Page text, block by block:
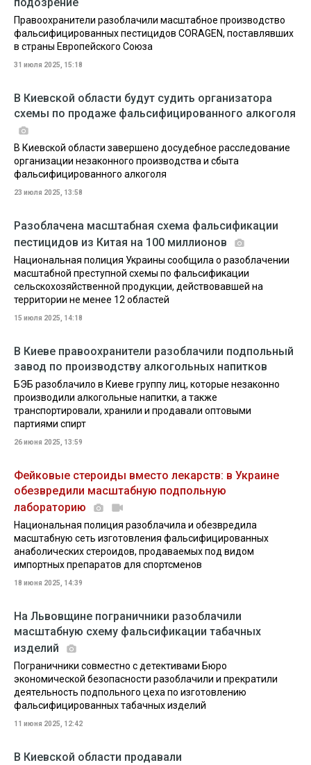
Правоохранители разоблачили масштабное производство
фальсифицированных пестицидов CORAGEN, поставлявших
в страны Европейского Союза
31 июля 2025, 15:18
В Киевской области будут судить организатора
схемы по продаже фальсифицированного алкоголя
В Киевской области завершено досудебное расследование
организации незаконного производства и сбыта
фальсифицированного алкоголя
23 июля 2025, 13:58
Разоблачена масштабная схема фальсификации
пестицидов из Китая на 100 миллионов
Национальная полиция Украины сообщила о разоблачении
масштабной преступной схемы по фальсификации
сельскохозяйственной продукции, действовавшей на
территории не менее 12 областей
15 июля 2025, 14:18
В Киеве правоохранители разоблачили подпольный
завод по производству алкогольных напитков
БЭБ разоблачило в Киеве группу лиц, которые незаконно
производили алкогольные напитки, а также
транспортировали, хранили и продавали оптовыми
партиями спирт
26 июня 2025, 13:59
Фейковые стероиды вместо лекарств: в Украине
обезвредили масштабную подпольную
лабораторию
Национальная полиция разоблачила и обезвредила
масштабную сеть изготовления фальсифицированных
анаболических стероидов, продаваемых под видом
импортных препаратов для спортсменов
18 июня 2025, 14:39
На Львовщине пограничники разоблачили
масштабную схему фальсификации табачных
изделий
Пограничники совместно с детективами Бюро
экономической безопасности разоблачили и прекратили
деятельность подпольного цеха по изготовлению
фальсифицированных табачных изделий
11 июня 2025, 12:42
В Киевской области продавали